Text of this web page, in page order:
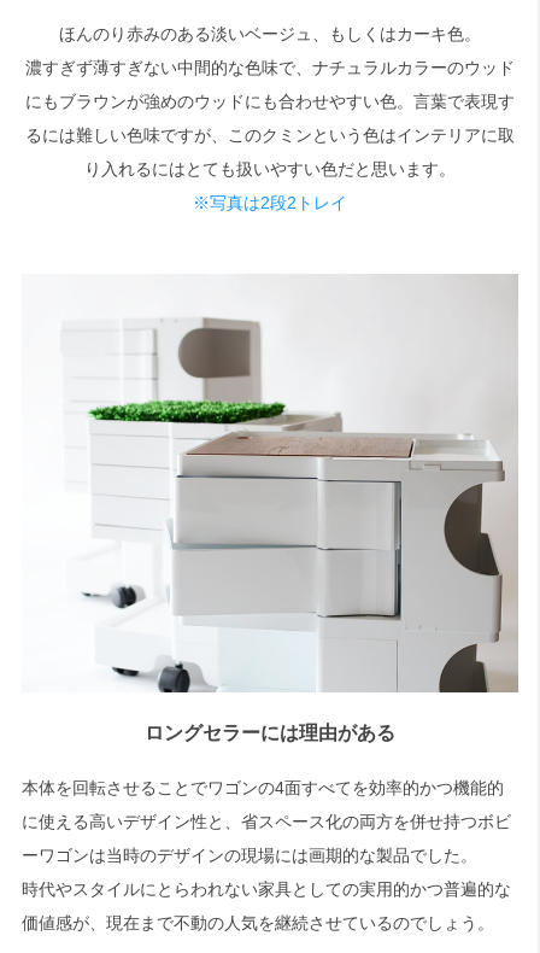
ほんのり赤みのある淡いベージュ、もしくはカーキ色。
濃すぎず薄すぎない中間的な色味で、ナチュラルカラーのウッド
にもブラウンが強めのウッドにも合わせやすい色。言葉で表現す
るには難しい色味ですが、このクミンという色はインテリアに取
り入れるにはとても扱いやすい色だと思います。
※写真は2段2トレイ
ロングセラーには理由がある
本体を回転させることでワゴンの4面すべてを効率的かつ機能的
に使える高いデザイン性と、省スペース化の両方を併せ持つボビ
ーワゴンは当時のデザインの現場には画期的な製品でした。
時代やスタイルにとらわれない家具としての実用的かつ普遍的な
価値感が、現在まで不動の人気を継続させているのでしょう。